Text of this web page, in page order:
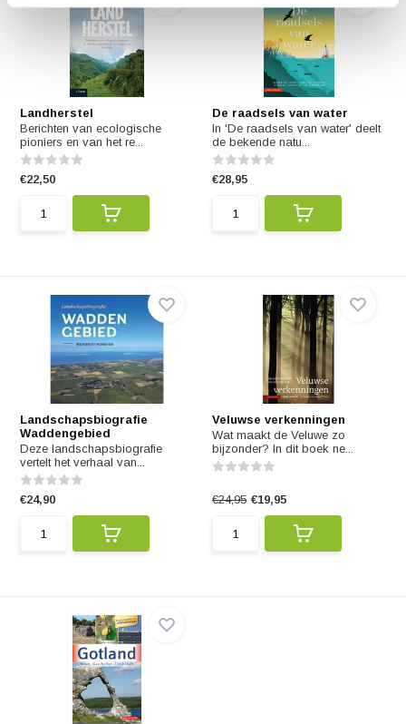
Landherstel
Berichten van ecologische
pioniers en van het re...
€22,50
De raadsels van water
In 'De raadsels van water' deelt
de bekende natu...
€28,95
Landschapsbiografie
Waddengebied
Deze landschapsbiografie
vertelt het verhaal van...
€24,90
Veluwse verkenningen
Wat maakt de Veluwe zo
bijzonder? In dit boek ne...
€24,95 €19,95